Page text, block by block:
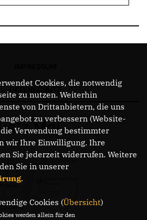
MdL
3
Cookies, die notwendig
zu nutzen. Weiterhin
von Drittanbietern, die uns
zu verbessern (Website-
Verwendung bestimmter
wir Ihre Einwilligung. Ihre
Sie jederzeit widerrufen. Weitere
Sie in unserer
.
Cookies (Übersicht)
werden allein für den